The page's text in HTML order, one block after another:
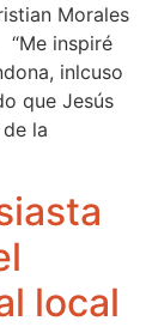
Morales
“Me inspiré
inlcuso
que Jesús
la
local